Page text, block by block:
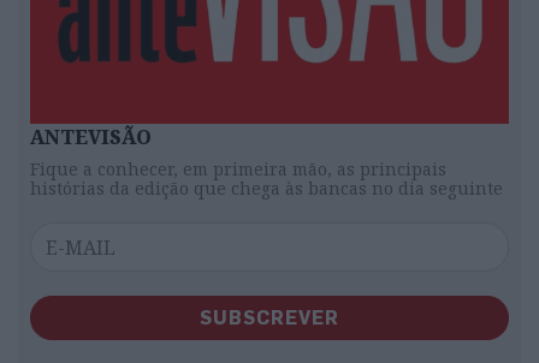
ANTEVISÃO
Fique a conhecer, em primeira mão, as principais
histórias da edição que chega às bancas no dia seguinte
SUBSCREVER